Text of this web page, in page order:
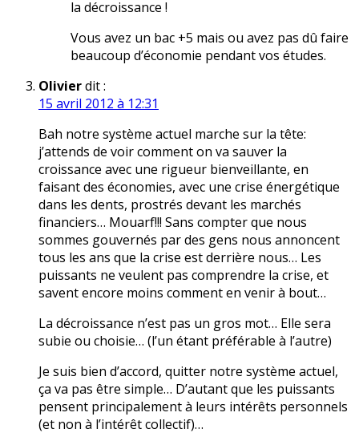
la décroissance !
Vous avez un bac +5 mais ou avez pas dû faire
beaucoup d’économie pendant vos études.
Olivierdit :
15 avril 2012 à 12:31
Bah notre système actuel marche sur la tête:
j’attends de voir comment on va sauver la
croissance avec une rigueur bienveillante, en
faisant des économies, avec une crise énergétique
dans les dents, prostrés devant les marchés
financiers… Mouarf!!! Sans compter que nous
sommes gouvernés par des gens nous annoncent
tous les ans que la crise est derrière nous… Les
puissants ne veulent pas comprendre la crise, et
savent encore moins comment en venir à bout…
La décroissance n’est pas un gros mot… Elle sera
subie ou choisie… (l’un étant préférable à l’autre)
Je suis bien d’accord, quitter notre système actuel,
ça va pas être simple… D’autant que les puissants
pensent principalement à leurs intérêts personnels
(et non à l’intérêt collectif)…